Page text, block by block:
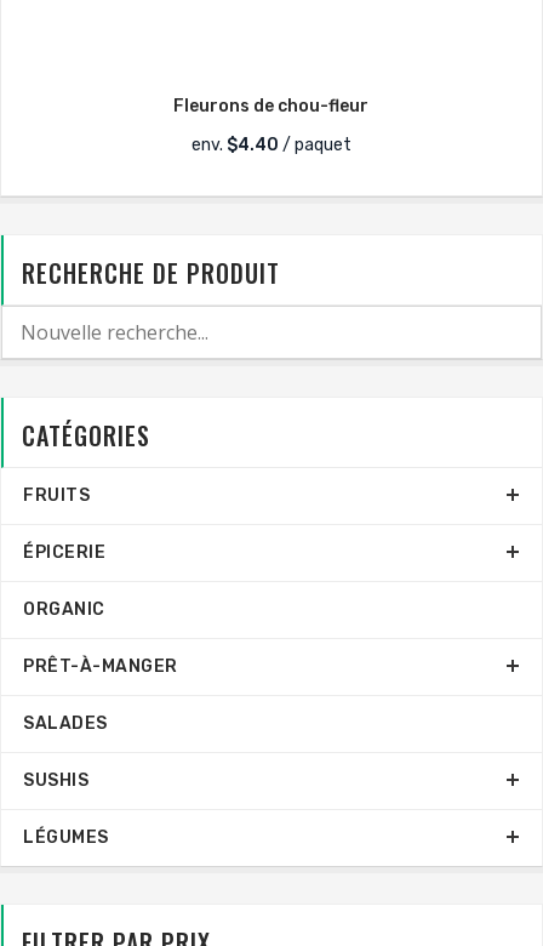
Fleurons de chou-fleur
env. $4.40 / paquet
RECHERCHE DE PRODUIT
CATÉGORIES
FRUITS
ÉPICERIE
ORGANIC
PRÊT-À-MANGER
SALADES
SUSHIS
LÉGUMES